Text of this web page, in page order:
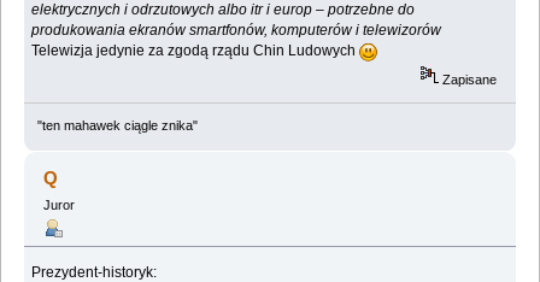
elektrycznych i odrzutowych albo itr i europ – potrzebne do
produkowania ekranów smartfonów, komputerów i telewizorów
Telewizja jedynie za zgodą rządu Chin Ludowych
Zapisane
"ten mahawek ciągle znika"
Q
Juror
Prezydent-historyk: